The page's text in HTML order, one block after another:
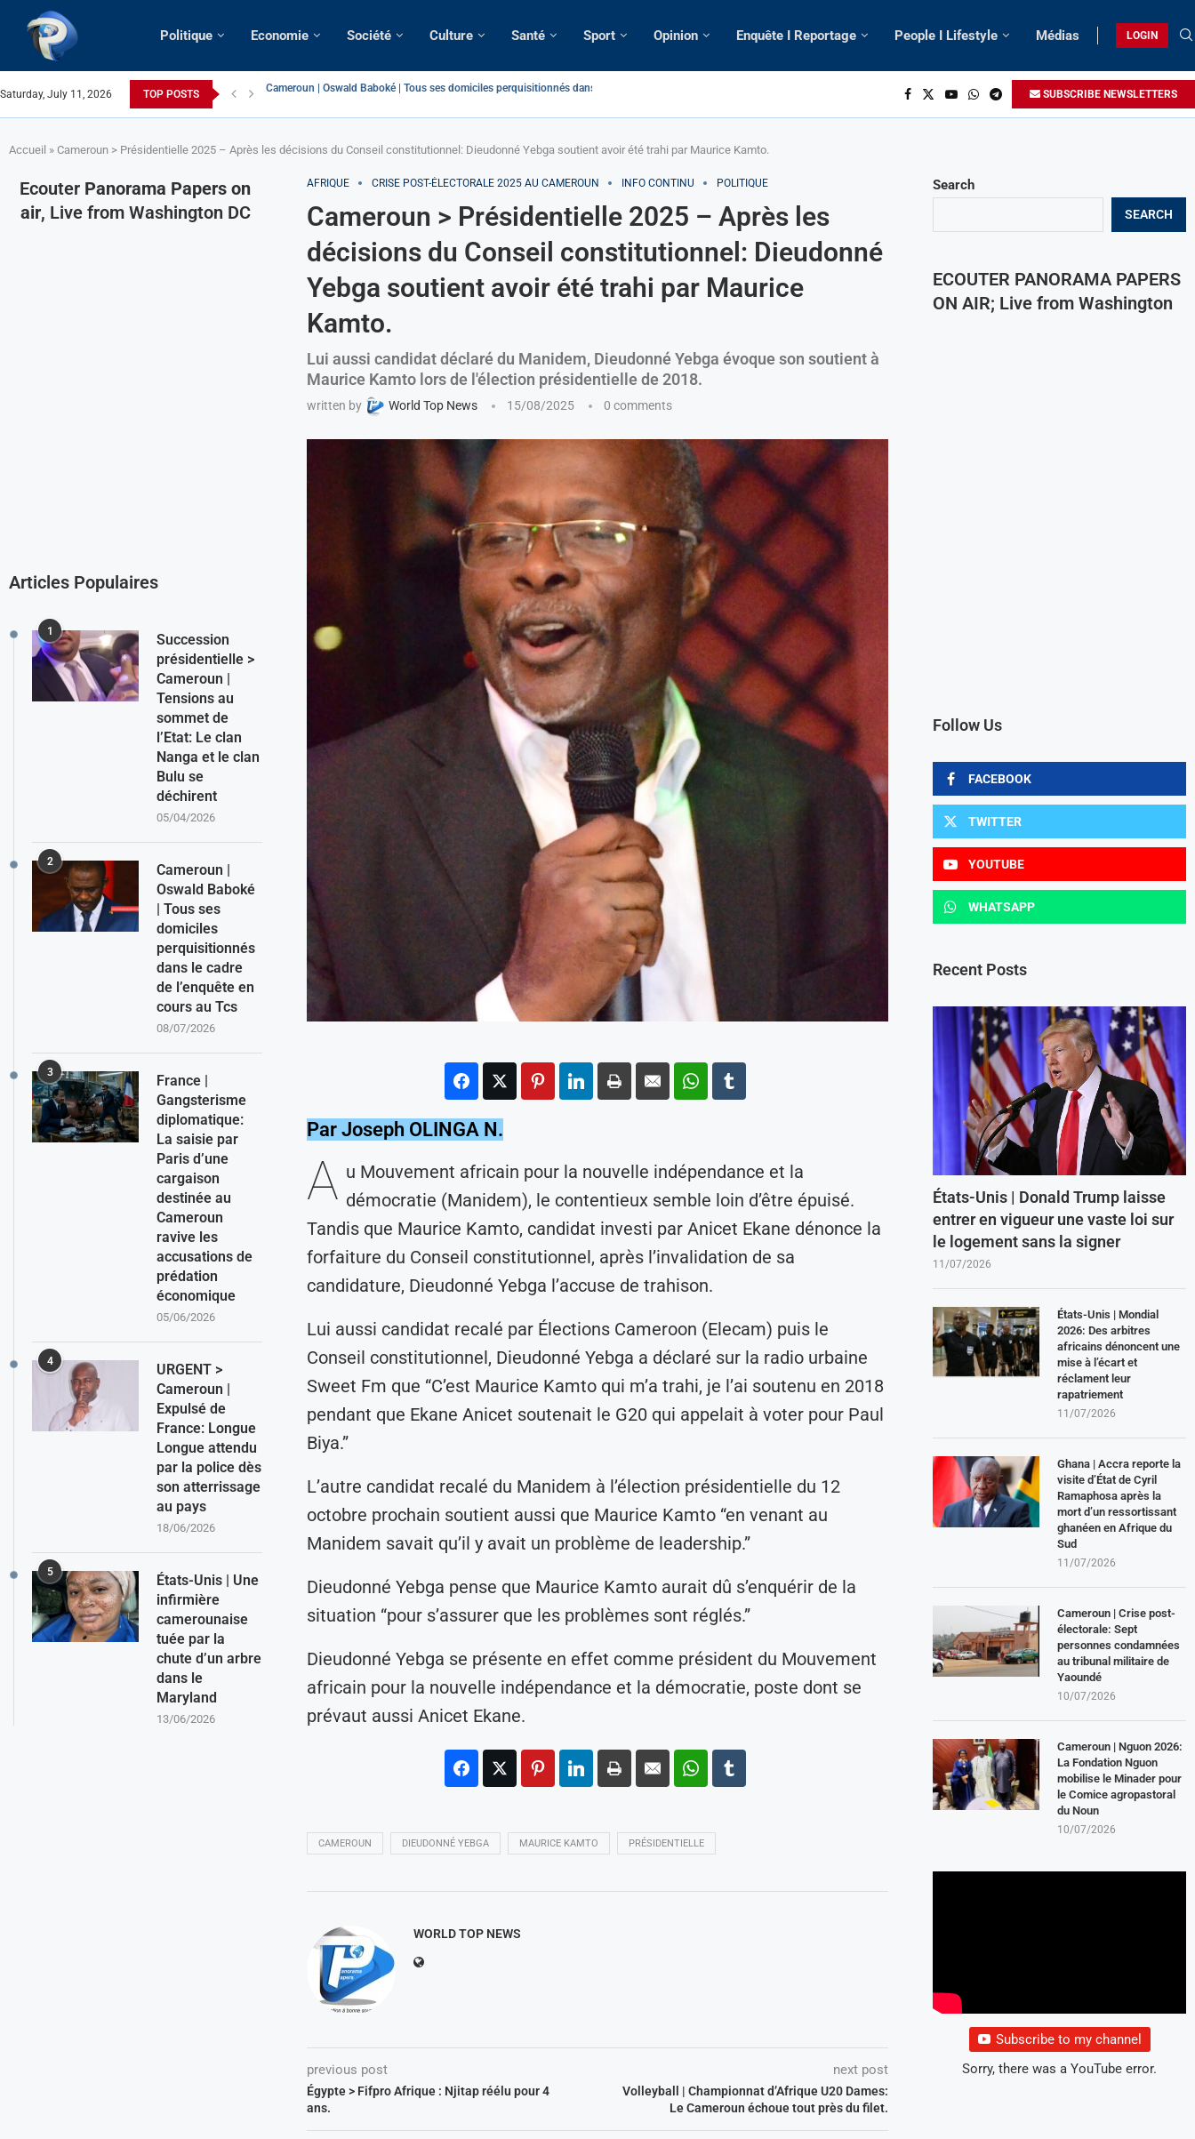
Politique Economie Société Culture Santé Sport Opinion Enquête I Reportage People I Lifestyle Médias LOGIN
Saturday, July 11, 2026 TOP POSTS France | Gangsterisme diplomatique: La saisie par Paris d’une cargaison destinée... SUBSCRIBE NEWSLETTERS
Accueil » Cameroun > Présidentielle 2025 – Après les décisions du Conseil constitutionnel: Dieudonné Yebga soutient avoir été trahi par Maurice Kamto.
AFRIQUE CRISE POST-ÉLECTORALE 2025 AU CAMEROUN INFO CONTINU POLITIQUE
Cameroun > Présidentielle 2025 – Après les
décisions du Conseil constitutionnel: Dieudonné
Yebga soutient avoir été trahi par Maurice
Kamto.
Lui aussi candidat déclaré du Manidem, Dieudonné Yebga évoque son soutient à
Maurice Kamto lors de l'élection présidentielle de 2018.
written by World Top News 15/08/2025 0 comments
Par Joseph OLINGA N.
A u Mouvement africain pour la nouvelle indépendance et la
démocratie (Manidem), le contentieux semble loin d’être épuisé.
Tandis que Maurice Kamto, candidat investi par Anicet Ekane dénonce la
forfaiture du Conseil constitutionnel, après l’invalidation de sa
candidature, Dieudonné Yebga l’accuse de trahison.
Lui aussi candidat recalé par Élections Cameroon (Elecam) puis le
Conseil constitutionnel, Dieudonné Yebga a déclaré sur la radio urbaine
Sweet Fm que “C’est Maurice Kamto qui m’a trahi, je l’ai soutenu en 2018
pendant que Ekane Anicet soutenait le G20 qui appelait à voter pour Paul
Biya.”
L’autre candidat recalé du Manidem à l’élection présidentielle du 12
octobre prochain soutient aussi que Maurice Kamto “en venant au
Manidem savait qu’il y avait un problème de leadership.”
Dieudonné Yebga pense que Maurice Kamto aurait dû s’enquérir de la
situation “pour s’assurer que les problèmes sont réglés.”
Dieudonné Yebga se présente en effet comme président du Mouvement
africain pour la nouvelle indépendance et la démocratie, poste dont se
prévaut aussi Anicet Ekane.
CAMEROUN DIEUDONNÉ YEBGA MAURICE KAMTO PRÉSIDENTIELLE
WORLD TOP NEWS
previous post
Égypte > Fifpro Afrique : Njitap réélu pour 4
ans.
next post
Volleyball | Championnat d’Afrique U20 Dames:
Le Cameroun échoue tout près du filet.
Search
SEARCH
ECOUTER PANORAMA PAPERS
ON AIR; Live from Washington
Follow Us
FACEBOOK
TWITTER
YOUTUBE
WHATSAPP
Recent Posts
États-Unis | Donald Trump laisse
entrer en vigueur une vaste loi sur
le logement sans la signer
11/07/2026
États-Unis | Mondial
2026: Des arbitres
africains dénoncent une
mise à l’écart et
réclament leur
rapatriement
11/07/2026
Ghana | Accra reporte la
visite d’État de Cyril
Ramaphosa après la
mort d’un ressortissant
ghanéen en Afrique du
Sud
11/07/2026
Cameroun | Crise post-
électorale: Sept
personnes condamnées
au tribunal militaire de
Yaoundé
10/07/2026
Cameroun | Nguon 2026:
La Fondation Nguon
mobilise le Minader pour
le Comice agropastoral
du Noun
10/07/2026
Subscribe to my channel
Sorry, there was a YouTube error.
Ecouter Panorama Papers on
air, Live from Washington DC
Articles Populaires
1
Succession
présidentielle >
Cameroun |
Tensions au
sommet de
l’Etat: Le clan
Nanga et le clan
Bulu se
déchirent
05/04/2026
2
Cameroun |
Oswald Baboké
| Tous ses
domiciles
perquisitionnés
dans le cadre
de l’enquête en
cours au Tcs
08/07/2026
3
France |
Gangsterisme
diplomatique:
La saisie par
Paris d’une
cargaison
destinée au
Cameroun
ravive les
accusations de
prédation
économique
05/06/2026
4
URGENT >
Cameroun |
Expulsé de
France: Longue
Longue attendu
par la police dès
son atterrissage
au pays
18/06/2026
5
États-Unis | Une
infirmière
camerounaise
tuée par la
chute d’un arbre
dans le
Maryland
13/06/2026